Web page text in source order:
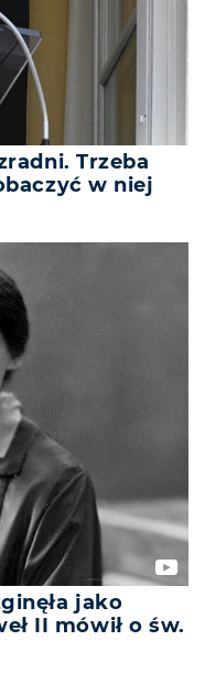
Trzeba
w niej
jako
II mówił o św.